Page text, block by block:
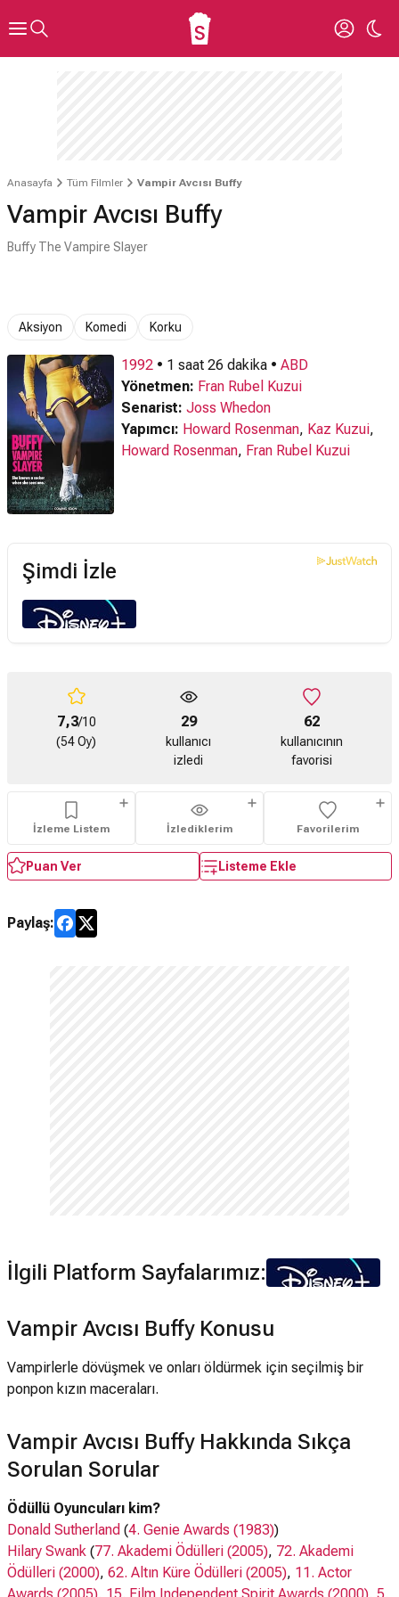
Anasayfa Tüm Filmler Vampir Avcısı Buffy
Vampir Avcısı Buffy
Buffy The Vampire Slayer
Aksiyon Komedi Korku
1992 • 1 saat 26 dakika • ABD
Yönetmen: Fran Rubel Kuzui
Senarist: Joss Whedon
Yapımcı: Howard Rosenman, Kaz Kuzui,
Howard Rosenman, Fran Rubel Kuzui
Şimdi İzle
7,3/10
(54 Oy)
29
kullanıcı
izledi
62
kullanıcının
favorisi
İzleme Listem İzlediklerim Favorilerim
Puan Ver Listeme Ekle
Paylaş:
İlgili Platform Sayfalarımız:
Vampir Avcısı Buffy Konusu
Vampirlerle dövüşmek ve onları öldürmek için seçilmiş bir
ponpon kızın maceraları.
Vampir Avcısı Buffy Hakkında Sıkça
Sorulan Sorular
Ödüllü Oyuncuları kim?
Donald Sutherland (4. Genie Awards (1983))
Hilary Swank (77. Akademi Ödülleri (2005), 72. Akademi
Ödülleri (2000), 62. Altın Küre Ödülleri (2005), 11. Actor